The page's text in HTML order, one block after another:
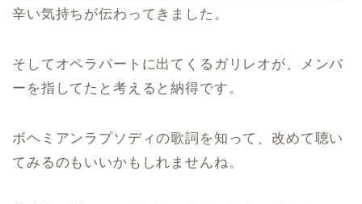
辛い気持ちが伝わってきました。
そしてオペラパートに出てくるガリレオが、メンバ
ーを指してたと考えると納得です。
ボヘミアンラプソディの歌詞を知って、改めて聴い
てみるのもいいかもしれませんね。